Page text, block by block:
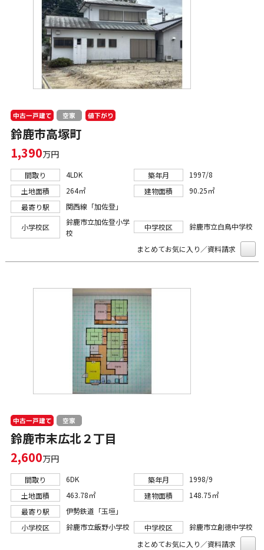
中古一戸建て 空家 値下がり
鈴鹿市高塚町
1,390万円
間取り 4LDK 築年月
1997/8
土地面積
264㎡ 建物面積
90.25㎡
最寄り駅
関西線「加佐登」
小学校区
鈴鹿市立加佐登小学
校
中学校区 鈴鹿市立白鳥中学校
まとめてお気に入り／資料請求
中古一戸建て 空家
鈴鹿市末広北２丁目
2,600万円
間取り 6DK 築年月
1998/9
土地面積
463.78㎡ 建物面積
148.75㎡
最寄り駅
伊勢鉄道「玉垣」
小学校区
鈴鹿市立飯野小学校 中学校区
鈴鹿市立創徳中学校
まとめてお気に入り／資料請求